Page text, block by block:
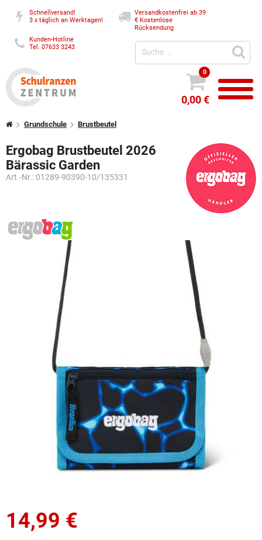
Schnellversand!
3 x täglich an Werktagen!
Versandkostenfrei ab 39
€Kostenlose
Rücksendung
Kunden-Hotline
Tel. 07633 3243
0
0,00 €
Grundschule Brustbeutel
Ergobag Brustbeutel 2026
Bärassic Garden
Art.-Nr.: 01289-90390-10/135331
14,99 €